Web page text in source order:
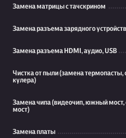
Замена матрицы с тачскрином
Замена разъема зарядного
Замена разъема HDMI, аудио, USB
Чистка от пыли (замена термопасты,
кулера)
Замена чипа (видеочип, южный мост,
мост)
Замена платы